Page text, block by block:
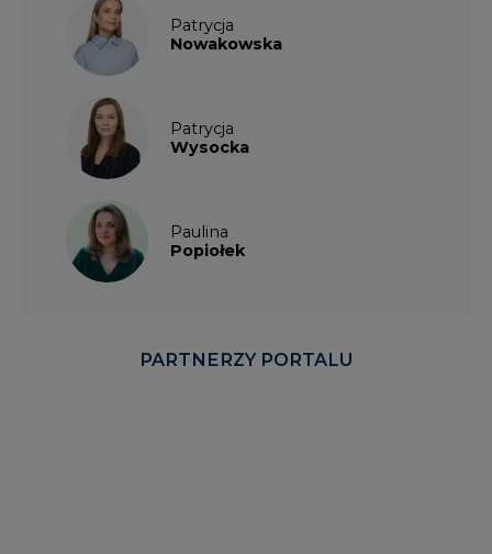
Patrycja
Nowakowska
Patrycja
Wysocka
Paulina
Popiołek
PARTNERZY PORTALU